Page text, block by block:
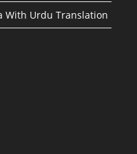
With Urdu Translation